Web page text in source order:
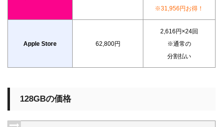
※31,956円お得！
Apple Store 62,800円
2,616円×24回
※通常の
分割払い
128GBの価格